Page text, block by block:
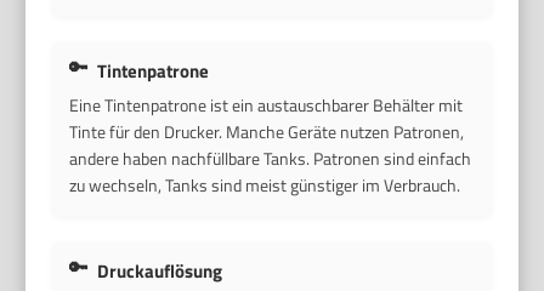
Tintenpatrone
Eine Tintenpatrone ist ein austauschbarer Behälter mit
Tinte für den Drucker. Manche Geräte nutzen Patronen,
andere haben nachfüllbare Tanks. Patronen sind einfach
zu wechseln, Tanks sind meist günstiger im Verbrauch.
Druckauflösung